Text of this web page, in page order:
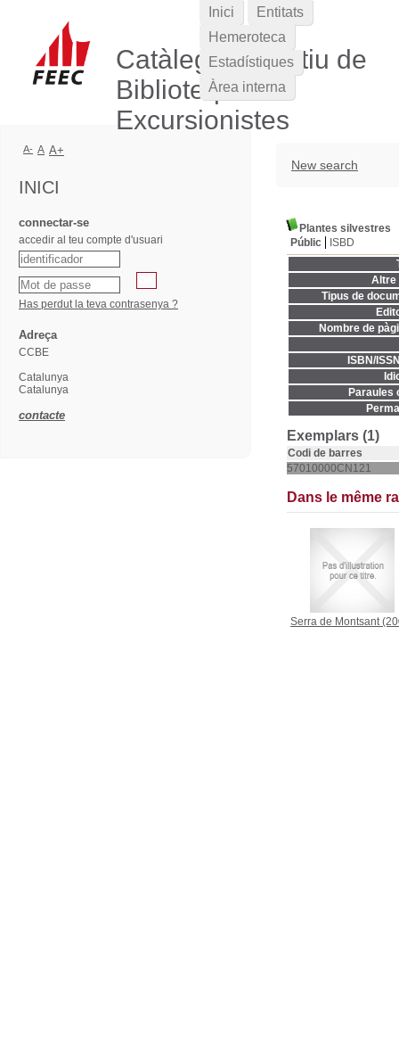
Catàleg Col·lectiu de
Biblioteques
Excursionistes
New search
Plantes silvestres
Públic
ISBD
Altre
Tipus de
Nombre de
ISBN/
Paraules
Exemplars (1)
Codi de barres
57010000CN121
Dans le même
Serra de Montsant
Inici
Entitats
Hemeroteca
Estadístiques
Àrea interna
A- A A+
INICI
connectar-se
accedir al teu compte d'usuari
Has perdut la teva contrasenya ?
Adreça
CCBE
Catalunya
Catalunya
contacte